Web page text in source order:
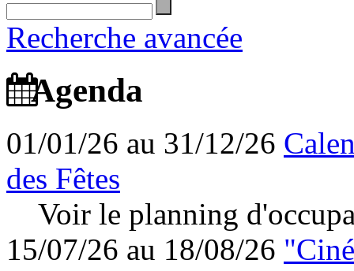
Recherche avancée
Agenda
01/01/26 au 31/12/26
des Fêtes
Voir le planning
15/07/26 au 18/08/26